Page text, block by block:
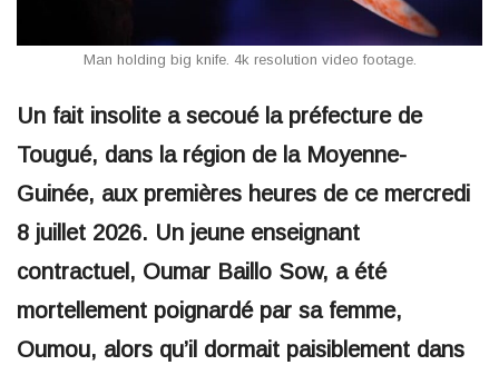
Man holding big knife. 4k resolution video footage.
Un fait insolite a secoué la préfecture de
Tougué, dans la région de la Moyenne-
Guinée, aux premières heures de ce mercredi
8 juillet 2026. Un jeune enseignant
contractuel, Oumar Baillo Sow, a été
mortellement poignardé par sa femme,
Oumou, alors qu’il dormait paisiblement dans